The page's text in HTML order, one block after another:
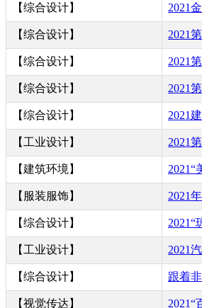
【综合设计】 2021
【综合设计】 2021
【综合设计】 2021
【综合设计】 2021
【综合设计】 2021
【工业设计】 2021
【建筑环境】 2021“
【服装服饰】 2021
【综合设计】 2021“
【工业设计】 2021
【综合设计】 跟着
【视觉传达】